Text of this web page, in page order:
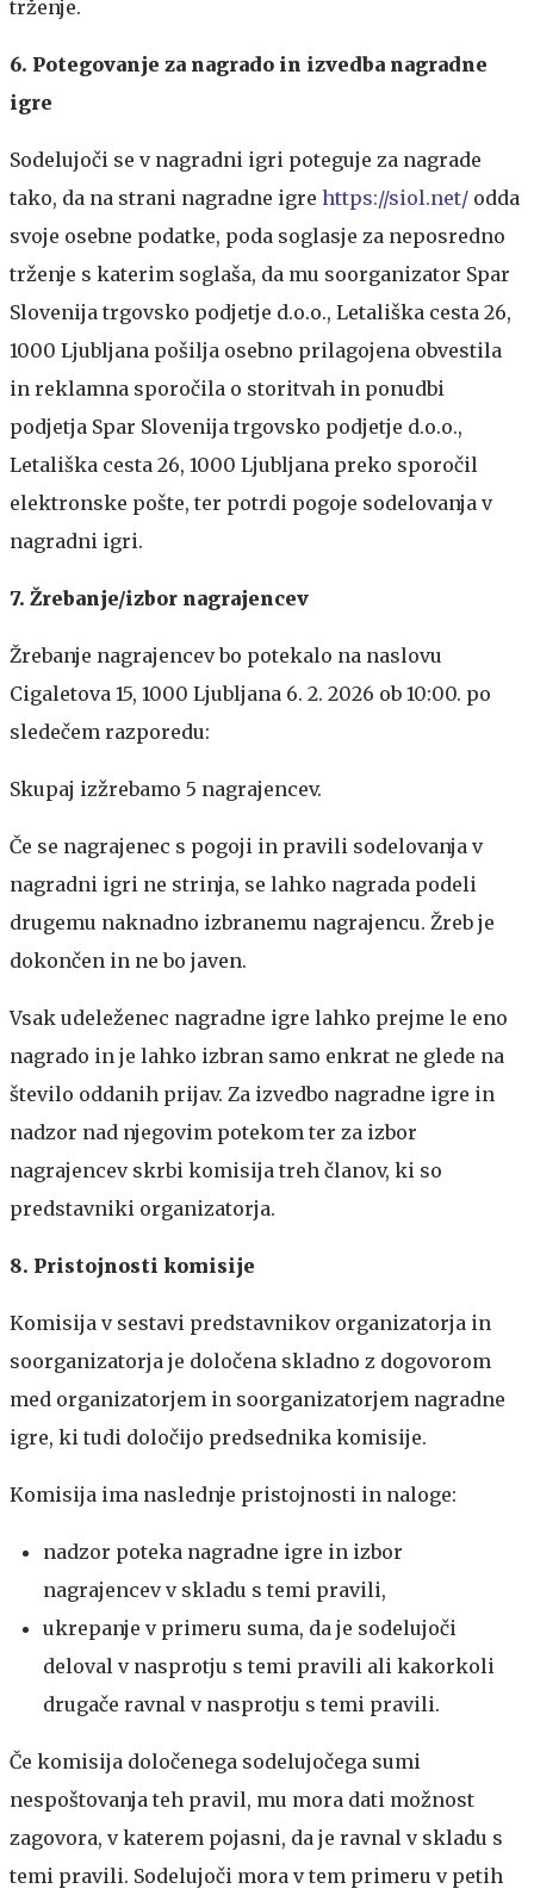
trženje.
6. Potegovanje za nagrado in izvedba nagradne
igre
Sodelujoči se v nagradni igri poteguje za nagrade
tako, da na strani nagradne igre https://siol.net/ odda
svoje osebne podatke, poda soglasje za neposredno
trženje s katerim soglaša, da mu soorganizator Spar
Slovenija trgovsko podjetje d.o.o., Letališka cesta 26,
1000 Ljubljana pošilja osebno prilagojena obvestila
in reklamna sporočila o storitvah in ponudbi
podjetja Spar Slovenija trgovsko podjetje d.o.o.,
Letališka cesta 26, 1000 Ljubljana preko sporočil
elektronske pošte, ter potrdi pogoje sodelovanja v
nagradni igri.
7. Žrebanje/izbor nagrajencev
Žrebanje nagrajencev bo potekalo na naslovu
Cigaletova 15, 1000 Ljubljana 6. 2. 2026 ob 10:00. po
sledečem razporedu:
Skupaj izžrebamo 5 nagrajencev.
Če se nagrajenec s pogoji in pravili sodelovanja v
nagradni igri ne strinja, se lahko nagrada podeli
drugemu naknadno izbranemu nagrajencu. Žreb je
dokončen in ne bo javen.
Vsak udeleženec nagradne igre lahko prejme le eno
nagrado in je lahko izbran samo enkrat ne glede na
število oddanih prijav. Za izvedbo nagradne igre in
nadzor nad njegovim potekom ter za izbor
nagrajencev skrbi komisija treh članov, ki so
predstavniki organizatorja.
8. Pristojnosti komisije
Komisija v sestavi predstavnikov organizatorja in
soorganizatorja je določena skladno z dogovorom
med organizatorjem in soorganizatorjem nagradne
igre, ki tudi določijo predsednika komisije.
Komisija ima naslednje pristojnosti in naloge:
nadzor poteka nagradne igre in izbor
nagrajencev v skladu s temi pravili,
ukrepanje v primeru suma, da je sodelujoči
deloval v nasprotju s temi pravili ali kakorkoli
drugače ravnal v nasprotju s temi pravili.
Če komisija določenega sodelujočega sumi
nespoštovanja teh pravil, mu mora dati možnost
zagovora, v katerem pojasni, da je ravnal v skladu s
temi pravili. Sodelujoči mora v tem primeru v petih